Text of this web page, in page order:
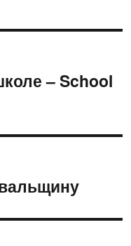
– School